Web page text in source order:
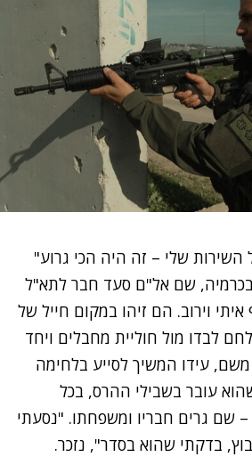
שלי – זה היה הכי גרוע"
שם אל"ם סעד חבר לתא"ל
איתי וירוב. הם זיהו במקום חייל של
לבדו מול חוליית מחבלים ויחד
עידו המשיך לסייע בלחימה
עובר בשבילי ההרס, בכל
– שם גרים חבריו ומשפחתו. "נסעתי
בדקתי שהוא בסדר", נזכר.